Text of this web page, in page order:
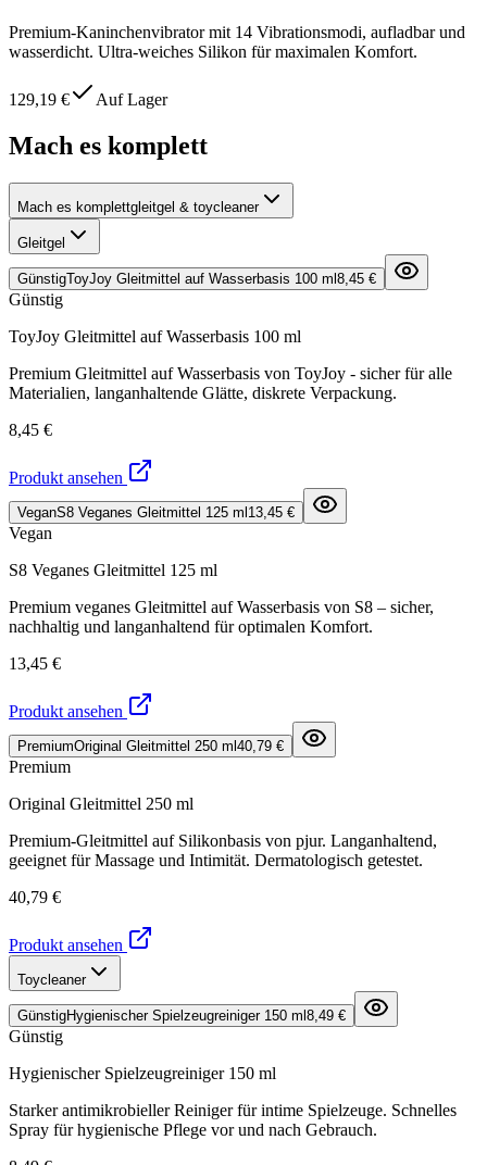
Premium-Kaninchenvibrator mit 14 Vibrationsmodi, aufladbar und
wasserdicht. Ultra-weiches Silikon für maximalen Komfort.
129,19 € Auf Lager
Mach es komplett
Mach es komplettgleitgel & toycleaner
Gleitgel
GünstigToyJoy Gleitmittel auf Wasserbasis 100 ml 8,45 €
Günstig
ToyJoy Gleitmittel auf Wasserbasis 100 ml
Premium Gleitmittel auf Wasserbasis von ToyJoy - sicher für alle
Materialien, langanhaltende Glätte, diskrete Verpackung.
8,45 €
Produkt ansehen
VeganS8 Veganes Gleitmittel 125 ml 13,45 €
Vegan
S8 Veganes Gleitmittel 125 ml
Premium veganes Gleitmittel auf Wasserbasis von S8 – sicher,
nachhaltig und langanhaltend für optimalen Komfort.
13,45 €
Produkt ansehen
PremiumOriginal Gleitmittel 250 ml 40,79 €
Premium
Original Gleitmittel 250 ml
Premium-Gleitmittel auf Silikonbasis von pjur. Langanhaltend,
geeignet für Massage und Intimität. Dermatologisch getestet.
40,79 €
Produkt ansehen
Toycleaner
GünstigHygienischer Spielzeugreiniger 150 ml 8,49 €
Günstig
Hygienischer Spielzeugreiniger 150 ml
Starker antimikrobieller Reiniger für intime Spielzeuge. Schnelles
Spray für hygienische Pflege vor und nach Gebrauch.